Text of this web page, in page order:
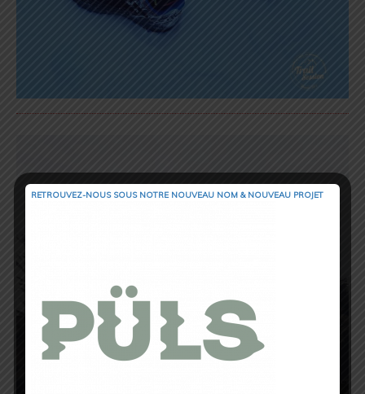
RETROUVEZ-NOUS SOUS NOTRE NOUVEAU NOM & NOUVEAU PROJET